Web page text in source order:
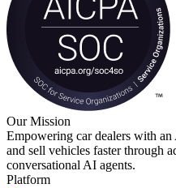
Our Mission
Empowering car dealers with
and sell vehicles faster through
conversational AI agents.
Platform